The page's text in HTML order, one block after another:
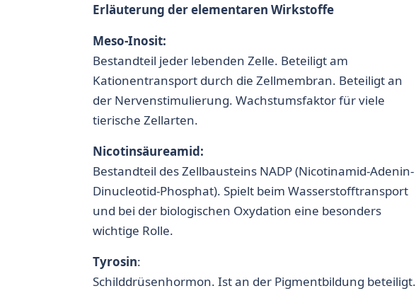
Erläuterung der elementaren Wirkstoffe
Meso-Inosit:
Bestandteil jeder lebenden Zelle. Beteiligt am
Kationentransport durch die Zellmembran. Beteiligt an
der Nervenstimulierung. Wachstumsfaktor für viele
tierische Zellarten.
Nicotinsäureamid:
Bestandteil des Zellbausteins NADP (Nicotinamid-Adenin-
Dinucleotid-Phosphat). Spielt beim Wasserstofftransport
und bei der biologischen Oxydation eine besonders
wichtige Rolle.
Tyrosin:
Schilddrüsenhormon. Ist an der Pigmentbildung beteiligt.